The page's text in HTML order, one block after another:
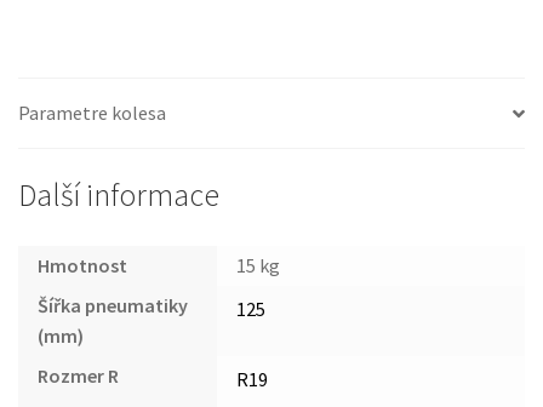
Parametre kolesa
Další informace
Hmotnost
15 kg
Šířka pneumatiky
(mm)
125
Rozmer R
R19